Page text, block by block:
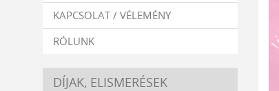
KAPCSOLAT / VÉLEMÉNY
RÓLUNK
DÍJAK, ELISMERÉSEK